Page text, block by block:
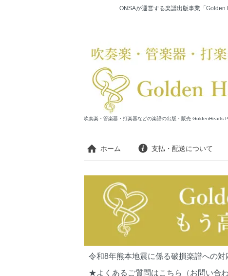
ONSAが運営する楽譜出版事業「Golden
吹奏楽・管楽器・打楽器などの楽譜の出版・販売 GoldenHearts
ホーム 支払・配送について
令和8年熊本地震に係る破損楽譜への対
★よくあるご質問はこちら（お問い合